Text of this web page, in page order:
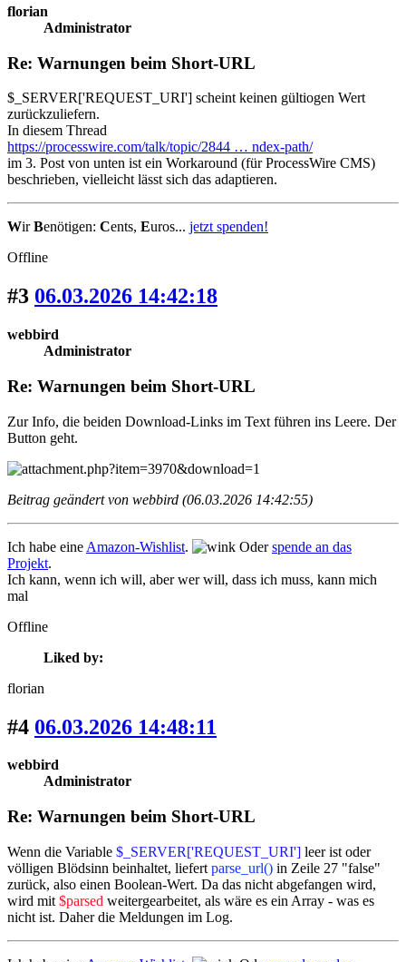
florian
Administrator
Re: Warnungen beim Short-URL
$_SERVER['REQUEST_URI'] scheint keinen gültiogen Wert
zurückzuliefern.
In diesem Thread
https://processwire.com/talk/topic/2844 … ndex-path/
im 3. Post von unten ist ein Workaround (für ProcessWire CMS)
beschrieben, vielleicht lässt sich das adaptieren.
WirBenötigen: Cents, Euros... jetzt spenden!
Offline
#3 06.03.2026 14:42:18
webbird
Administrator
Re: Warnungen beim Short-URL
Zur Info, die beiden Download-Links im Text führen ins Leere. Der
Button geht.
Beitrag geändert von webbird (06.03.2026 14:42:55)
Ich habe eine Amazon-Wishlist. Oderspende an das
Projekt.
Ich kann, wenn ich will, aber wer will, dass ich muss, kann mich
mal
Offline
Liked by:
florian
#4 06.03.2026 14:48:11
webbird
Administrator
Re: Warnungen beim Short-URL
Wenn die Variable $_SERVER['REQUEST_URI'] leer ist oder
völligen Blödsinn beinhaltet, liefert parse_url() in Zeile 27 "false"
zurück, also einen Boolean-Wert. Da das nicht abgefangen wird,
wird mit $parsed weitergearbeitet, als wäre es ein Array - was es
nicht ist. Daher die Meldungen im Log.